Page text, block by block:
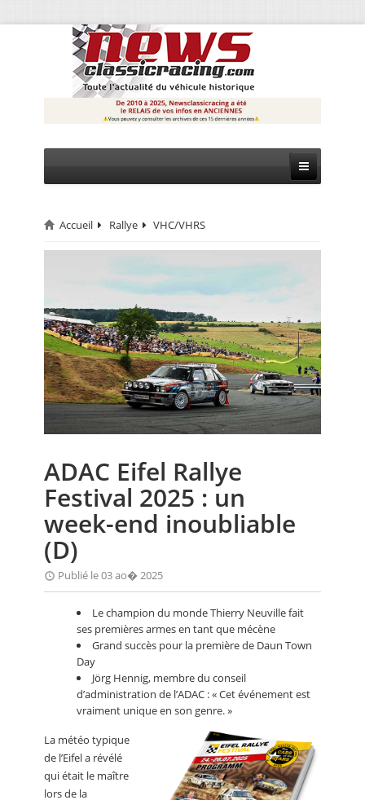
CIRCUIT
EVÈNEMENTS
CALENDRIER
FOCUS
ANNUAIRES
PETITES ANNONCES
Accueil Rallye VHC/VHRS
ADAC Eifel Rallye
Festival 2025 : un
week-end inoubliable
(D)
Publié le 03 ao� 2025
Le champion du monde Thierry Neuville fait
ses premières armes en tant que mécène
Grand succès pour la première de Daun Town
Day
Jörg Hennig, membre du conseil
d’administration de l’ADAC : « Cet événement est
vraiment unique en son genre. »
La météo typique
de l’Eifel a révélé
qui était le maître
lors de la